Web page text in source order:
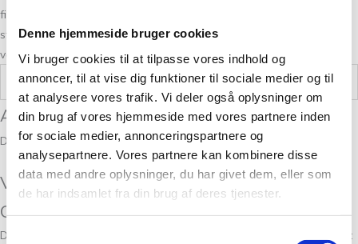
Denne hjemmeside bruger cookies
Vi bruger cookies til at tilpasse vores indhold og
annoncer, til at vise dig funktioner til sociale medier og til
at analysere vores trafik. Vi deler også oplysninger om
din brug af vores hjemmeside med vores partnere inden
for sociale medier, annonceringspartnere og
analysepartnere. Vores partnere kan kombinere disse
data med andre oplysninger, du har givet dem, eller som
de har indsamlet fra din brug af deres tjenester.
Samtykkevalg
fingrene, så kom forbi vores butik på Christian Winthers Vej. Vi
stræber altid efter en personlig og nøje vejledning, så du er på sikker
vej med dine fremtidige strikkeeventyr.
Vægt 0,05 kg
Anmeldelser
Der er endnu ikke nogle anmeldelser.
Vær den første til at anmelde “Jelling
Cherry Blossom”
Din e-mailadresse vil ikke blive publiceret.
Krævede felter er markeret